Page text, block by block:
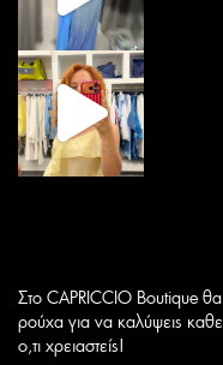
Στο CAPRICCIO Boutique θα
ρούχα για να καλύψεις
ο,τι χρειαστείς!